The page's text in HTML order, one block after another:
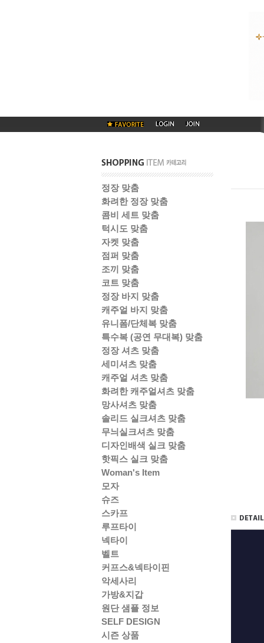
정장 맞춤
화려한 정장 맞춤
콤비 세트 맞춤
턱시도 맞춤
자켓 맞춤
점퍼 맞춤
조끼 맞춤
코트 맞춤
정장 바지 맞춤
캐주얼 바지 맞춤
유니폼/단체복 맞춤
특수복 (공연 무대복) 맞춤
정장 셔츠 맞춤
세미셔츠 맞춤
캐주얼 셔츠 맞춤
화려한 캐주얼셔츠 맞춤
망사셔츠 맞춤
솔리드 실크셔츠 맞춤
무늬실크셔츠 맞춤
디자인배색 실크 맞춤
핫픽스 실크 맞춤
Woman's Item
모자
슈즈
스카프
루프타이
넥타이
벨트
커프스&넥타이핀
악세사리
가방&지갑
원단 샘플 정보
SELF DESIGN
시즌 상품